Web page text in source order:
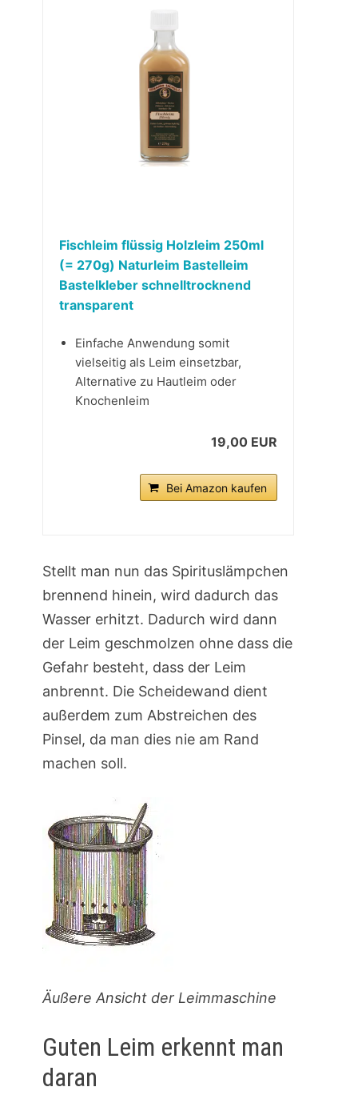
Fischleim flüssig Holzleim 250ml
(= 270g) Naturleim Bastelleim
Bastelkleber schnelltrocknend
transparent
Einfache Anwendung somit
vielseitig als Leim einsetzbar,
Alternative zu Hautleim oder
Knochenleim
19,00 EUR
Bei Amazon kaufen
Stellt man nun das Spirituslämpchen
brennend hinein, wird dadurch das
Wasser erhitzt. Dadurch wird dann
der Leim geschmolzen ohne dass die
Gefahr besteht, dass der Leim
anbrennt. Die Scheidewand dient
außerdem zum Abstreichen des
Pinsel, da man dies nie am Rand
machen soll.
Äußere Ansicht der Leimmaschine
Guten Leim erkennt man
daran